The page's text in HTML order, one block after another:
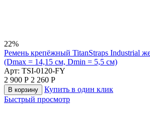
22%
Ремень крепёжный TitanStraps Industrial
(Dmax = 14,15 см, Dmin = 5,5 см)
Арт: TSI-0120-FY
2 900 Р 2 260 Р
В корзину
Купить в один клик
Быстрый просмотр